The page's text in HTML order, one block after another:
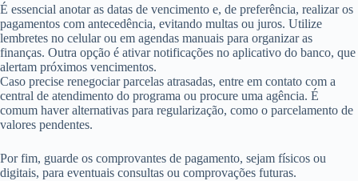
É essencial anotar as datas de vencimento e, de preferência, realizar os
pagamentos com antecedência, evitando multas ou juros. Utilize
lembretes no celular ou em agendas manuais para organizar as
finanças. Outra opção é ativar notificações no aplicativo do banco, que
alertam próximos vencimentos.
Caso precise renegociar parcelas atrasadas, entre em contato com a
central de atendimento do programa ou procure uma agência. É
comum haver alternativas para regularização, como o parcelamento de
valores pendentes.
Por fim, guarde os comprovantes de pagamento, sejam físicos ou
digitais, para eventuais consultas ou comprovações futuras.